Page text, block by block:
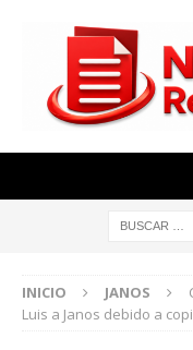
INICIO JANOS
Luis a Janos debido a